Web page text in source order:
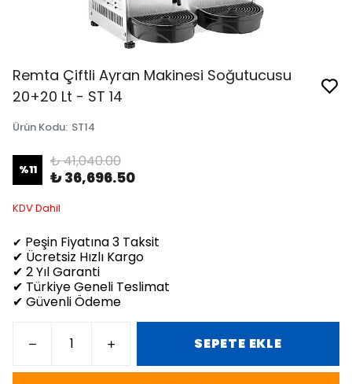
Remta Çiftli Ayran Makinesi Soğutucusu
20+20 Lt - ST 14
Ürün Kodu: ST14
%11 ₺ 41,040.00
₺ 36,696.50
KDV Dahil
✔ Peşin Fiyatına 3 Taksit
✔ Ücretsiz Hızlı Kargo
✔ 2 Yıl Garanti
✔ Türkiye Geneli Teslimat
✔ Güvenli Ödeme
SEPETE EKLE